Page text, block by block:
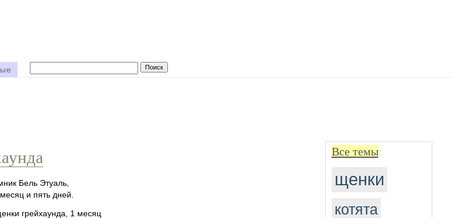
Все темы:
щенки
котята
Бель Этуаль,
и пять дней.